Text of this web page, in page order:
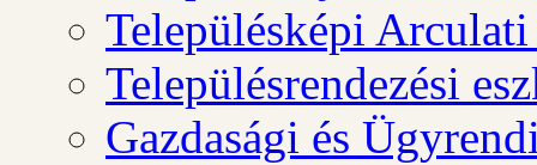
Településképi
Településrendezési
Gazdasági és